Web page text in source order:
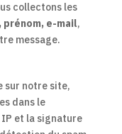
collectons les
prénom, e-mail,
message.
sur notre site,
dans le
et la signature